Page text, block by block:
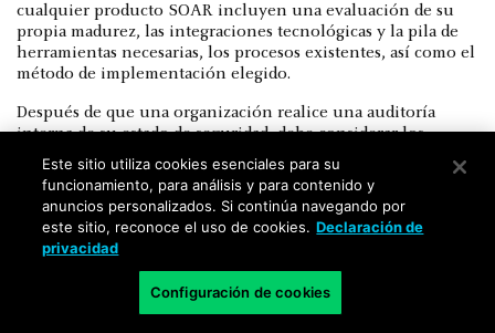
cualquier producto SOAR incluyen una evaluación de su
propia madurez, las integraciones tecnológicas y la pila de
herramientas necesarias, los procesos existentes, así como el
método de implementación elegido.
Después de que una organización realice una auditoría
interna de su estado de seguridad, debe considerar los
factores relativos al propio producto SOAR. Consideraciones
como las siguientes:
Facilidad de uso y conectividad con otras
herramientas : Una herramienta de orquestación de
la seguridad debe actuar como tejido conectivo entre
las herramientas aliadas, de detección, de
enriquecimiento y de respuesta.
Este sitio utiliza cookies esenciales para su
funcionamiento, para análisis y para contenido y
anuncios personalizados. Si continúa navegando por
este sitio, reconoce el uso de cookies. Declaración de
privacidad
Configuración de cookies